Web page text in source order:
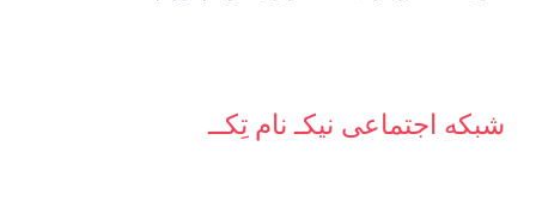
شبکه‌ اجتماعی نیکـ نام تِکــ